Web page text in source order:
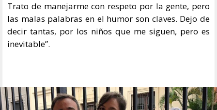
Trato de manejarme con respeto por la gente, pero
las malas palabras en el humor son claves. Dejo de
decir tantas, por los niños que me siguen, pero es
inevitable”.